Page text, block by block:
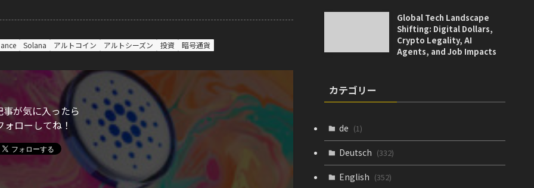
Solana アルトコイン アルトシーズン 投資 暗号通貨
事が気に入ったら
ローしてね！
Global Tech Landscape
Shifting: Digital Dollars,
Crypto Legality, AI
Agents, and Job Impacts
カテゴリー
de (1)
Deutsch (332)
English (352)